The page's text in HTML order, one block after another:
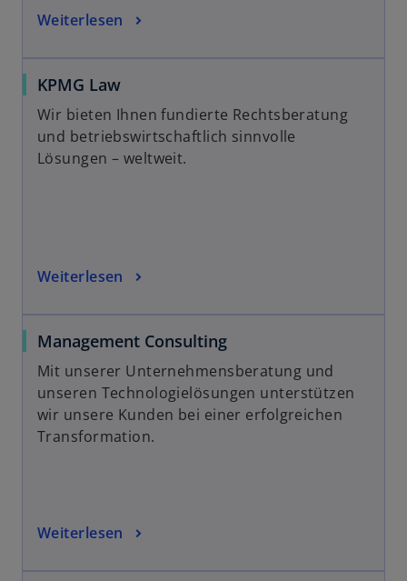
Weiterlesen
KPMG Law
Wir bieten Ihnen fundierte Rechtsberatung
und betriebswirtschaftlich sinnvolle
Lösungen – weltweit.
Weiterlesen
Management Consulting
Mit unserer Unternehmensberatung und
unseren Technologielösungen unterstützen
wir unsere Kunden bei einer erfolgreichen
Transformation.
Weiterlesen